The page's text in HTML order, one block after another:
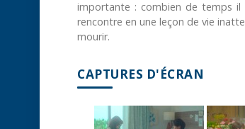
importante : combien de temps
rencontre en une leçon de vie
mourir.
CAPTURES D'ÉCRAN